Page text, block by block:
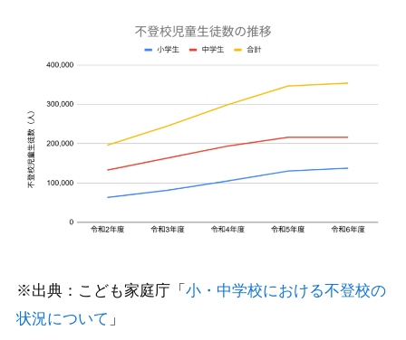
※出典：こども家庭庁「小・中学校における不登校の
状況について 」